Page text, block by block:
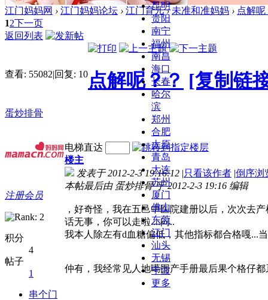
昆明
贵阳
南宁
福州
南昌
海口
长春
哈尔
滨
郑州
合肥
太原
青岛
大连
苏州
厦门
佛山
东莞
江门
汕头
无锡
宁波
更多
江门妈妈网 › 江门妈妈论坛 › 江门育儿 › 未准和准妈妈 › 点解呢
12下一页
返回列表
查看: 55082|回复: 10点解呢？？ [复制链
蛋炒排骨
注册会员
积分
4
帖子
1
串个门
电梯直达
楼主
发表于 2012-2-3 19:16:12 |只看该作者 |倒序浏
本帖最后由 蛋炒排骨 于 2012-2-3 19:16 编辑
，好奇怪，我在五邑中医院建册以后，次次去
话无事，你可以走啦....闷..
我本人除左有d血糖偏低，其他指标都合格嘎...
仲有，我经常见人地噶围产手册最后果个格仔